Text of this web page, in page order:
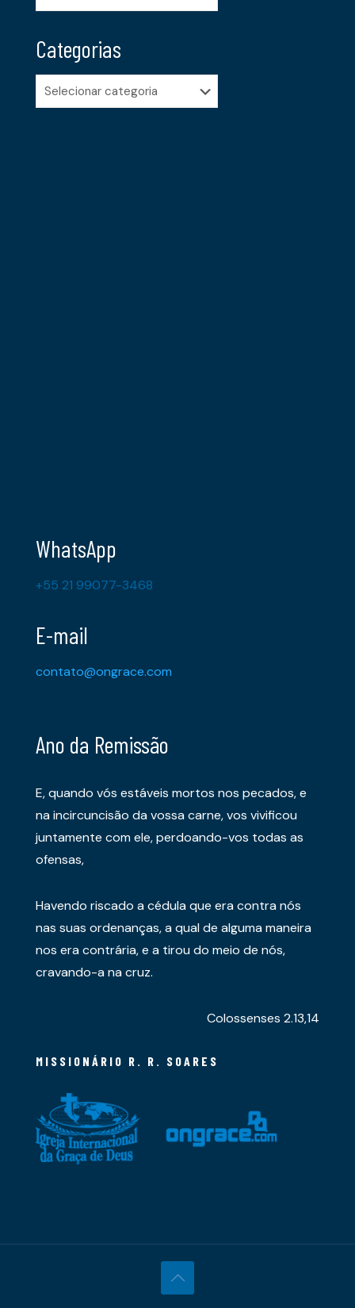
Categorias
Categorias
WhatsApp
+55 21 99077-3468
E-mail
contato@ongrace.com
Ano da Remissão
E, quando vós estáveis mortos nos pecados, e
na incircuncisão da vossa carne, vos vivificou
juntamente com ele, perdoando-vos todas as
ofensas,
Havendo riscado a cédula que era contra nós
nas suas ordenanças, a qual de alguma maneira
nos era contrária, e a tirou do meio de nós,
cravando-a na cruz.
Colossenses 2.13,14
MISSIONÁRIO R. R. SOARES